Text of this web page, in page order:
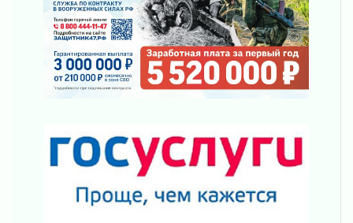
Клюква наливается, но в корзинку пока не
просится
03 августа 2026
Строительные компании Ленобласти
подняли зарплаты почти на 40% за год
03 августа 2026
Ленинградской области
03 августа 2026
Уроки безопасности для детей и взрослых
03 августа 2026
Ленобласть отмечает День Воздушно-